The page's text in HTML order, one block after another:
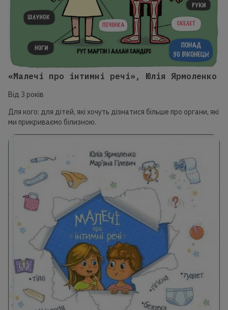
«Малечі про інтимні речі», Юлія Ярмоленко
Від 3 років
Для кого: для дітей, які хочуть дізнатися більше про органи, які
ми прикриваємо білизною.